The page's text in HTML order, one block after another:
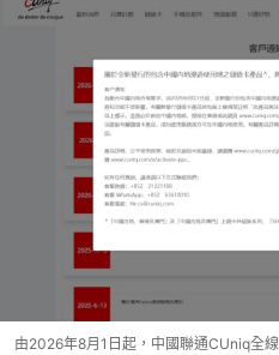
由2026年8月1日起，中國聯通CUniq全